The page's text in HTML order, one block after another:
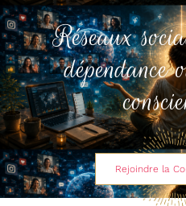
Réseaux
dépendance
Rejoindre la